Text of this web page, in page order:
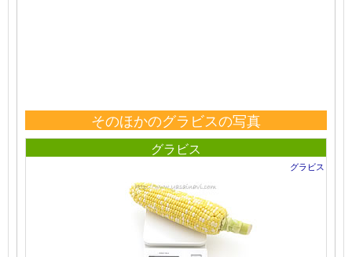
そのほかのグラビスの写真
グラビス
グラビス